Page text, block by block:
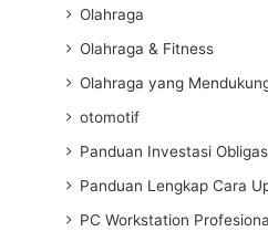
Olahraga
Olahraga & Fitness
Olahraga yang
otomotif
Panduan Investasi
Panduan Lengkap Cara
PC Workstation